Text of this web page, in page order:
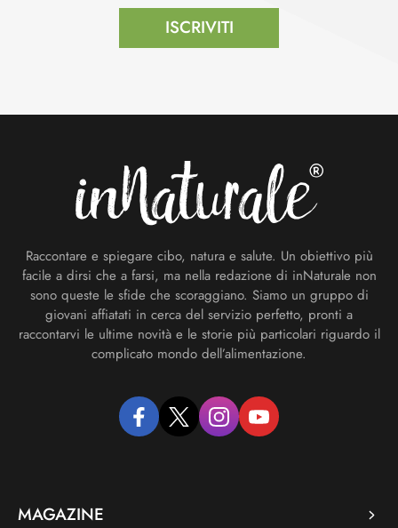
ISCRIVITI
Raccontare e spiegare cibo, natura e salute. Un obiettivo più
facile a dirsi che a farsi, ma nella redazione di inNaturale non
sono queste le sfide che scoraggiano. Siamo un gruppo di
giovani affiatati in cerca del servizio perfetto, pronti a
raccontarvi le ultime novità e le storie più particolari riguardo il
complicato mondo dell’alimentazione.
facebooktwitter instagramyoutube
MAGAZINE